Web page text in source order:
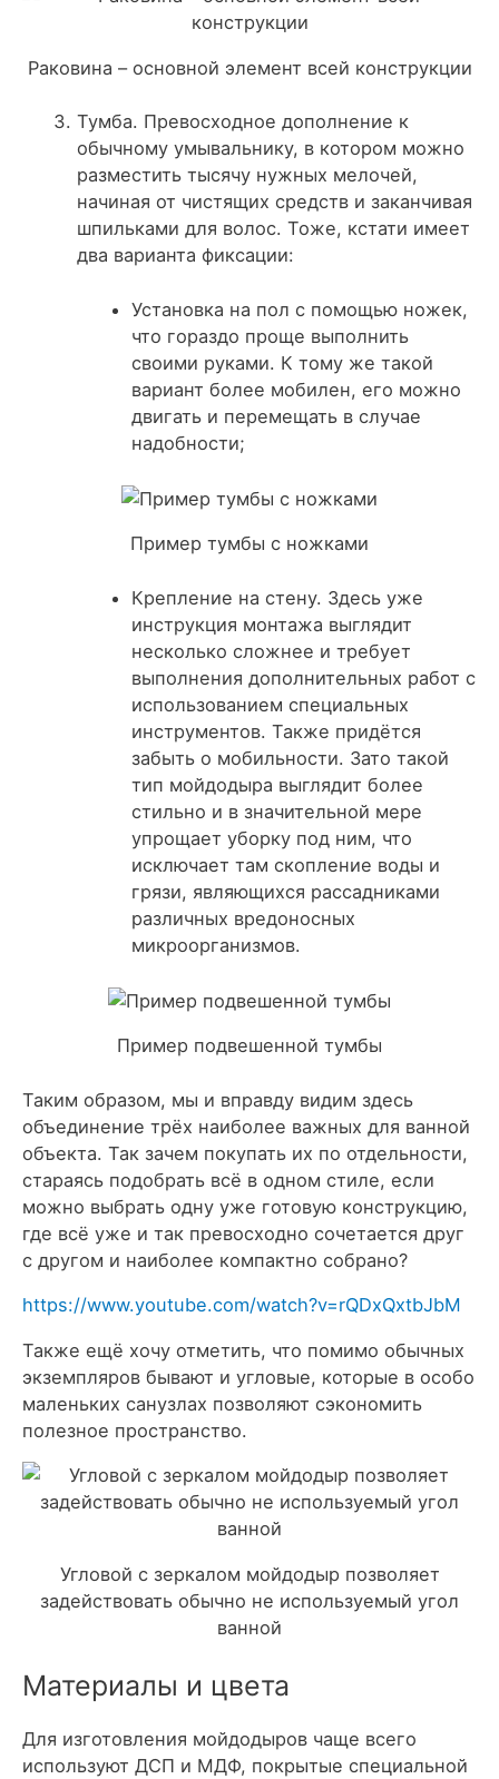
Раковина – основной элемент всей конструкции
Тумба. Превосходное дополнение к
обычному умывальнику, в котором можно
разместить тысячу нужных мелочей,
начиная от чистящих средств и заканчивая
шпильками для волос. Тоже, кстати имеет
два варианта фиксации:
Установка на пол с помощью ножек,
что гораздо проще выполнить
своими руками. К тому же такой
вариант более мобилен, его можно
двигать и перемещать в случае
надобности;
Пример тумбы с ножками
Крепление на стену. Здесь уже
инструкция монтажа выглядит
несколько сложнее и требует
выполнения дополнительных работ с
использованием специальных
инструментов. Также придётся
забыть о мобильности. Зато такой
тип мойдодыра выглядит более
стильно и в значительной мере
упрощает уборку под ним, что
исключает там скопление воды и
грязи, являющихся рассадниками
различных вредоносных
микроорганизмов.
Пример подвешенной тумбы
Таким образом, мы и вправду видим здесь
объединение трёх наиболее важных для ванной
объекта. Так зачем покупать их по отдельности,
стараясь подобрать всё в одном стиле, если
можно выбрать одну уже готовую конструкцию,
где всё уже и так превосходно сочетается друг
с другом и наиболее компактно собрано?
https://www.youtube.com/watch?v=rQDxQxtbJbM
Также ещё хочу отметить, что помимо обычных
экземпляров бывают и угловые, которые в особо
маленьких санузлах позволяют сэкономить
полезное пространство.
Угловой с зеркалом мойдодыр позволяет
задействовать обычно не используемый угол
ванной
Материалы и цвета
Для изготовления мойдодыров чаще всего
используют ДСП и МДФ, покрытые специальной